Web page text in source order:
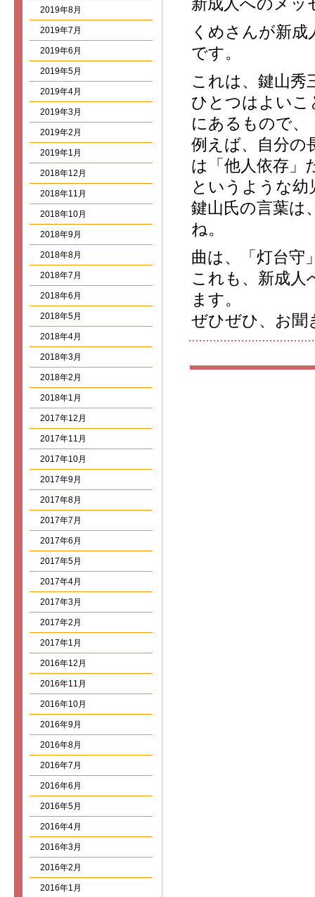
2019年8月
2019年7月
2019年6月
2019年5月
2019年4月
2019年3月
2019年2月
2019年1月
2018年12月
2018年11月
2018年10月
2018年9月
2018年8月
2018年7月
2018年6月
2018年5月
2018年4月
2018年3月
2018年2月
2018年1月
2017年12月
2017年11月
2017年10月
2017年9月
2017年8月
2017年7月
2017年6月
2017年5月
2017年4月
2017年3月
2017年2月
2017年1月
2016年12月
2016年11月
2016年10月
2016年9月
2016年8月
2016年7月
2016年6月
2016年5月
2016年4月
2016年3月
2016年2月
2016年1月
くめさんが新
です。
これは、鍵山秀
ひとつはよいこ
にあるもので、
例えば、自分の
は「他人依存」
というような
鍵山氏の言葉は
ね。
曲は、「灯台守
これも、新成人
ます。
ぜひぜひ、お聞